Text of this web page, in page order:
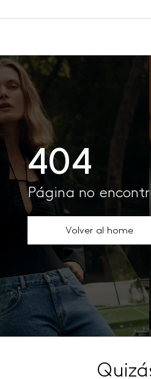
404
Página no
Volver al home